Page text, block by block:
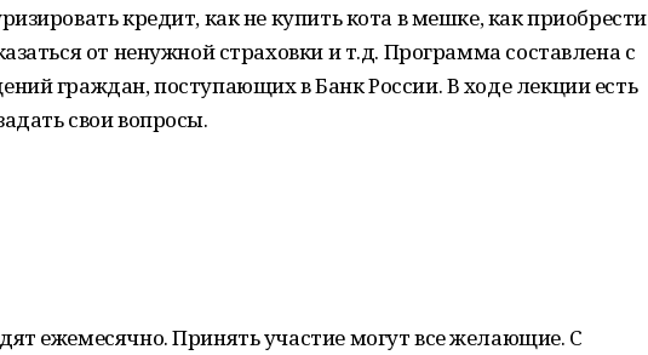
кредит, как не купить кота в мешке, как приобрести
от ненужной страховки и т.д. Программа составлена с
граждан, поступающих в Банк России. В ходе лекции есть
свои вопросы.
ежемесячно. Принять участие могут все желающие. С